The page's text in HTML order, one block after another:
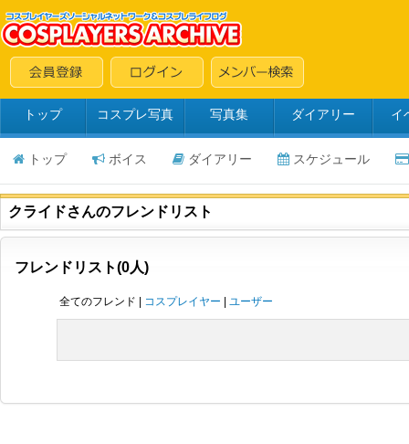
トップ コスプレ写真 写真集 ダイアリー イ
トップ ボイス ダイアリー スケジュール
クライドさんのフレンドリスト
フレンドリスト(0人)
全てのフレンド | コスプレイヤー ユーザー